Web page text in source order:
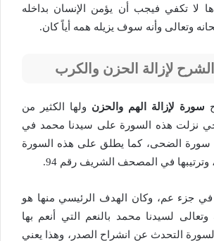
لا تكفي فيجب أن يؤمن الإنسان بداخله
وتعالى وأنه سوف يزيله همه أياً كان.
لإزالة الحزن والكرب
سورة لإزالة الهم والحزن ولها الكثير من
حي نزلت هذه السورة على سيدنا محمد في
سورة الضحى، كما يطلق على هذه السورة
وترتيبها في المصحف الشريف رقم 94.
جزء عم، وكان الهدف الرئيسي منها هو
وتعالى لسيدنا محمد بالنعم التي أنعم بها
التحدث عن انشراح الصدر، وهذا يعني